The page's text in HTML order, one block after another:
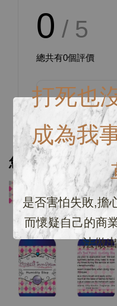
打死也
成為我
是否害怕失敗,擔
而懷疑自己的商
法做
0 / 5
總共有0個評價
您可能也喜歡
優惠